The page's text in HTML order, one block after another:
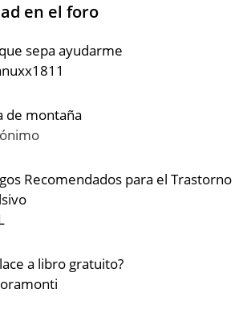
en el foro
sepa ayudarme
de montaña
Recomendados para el Trastorno
a libro gratuito?